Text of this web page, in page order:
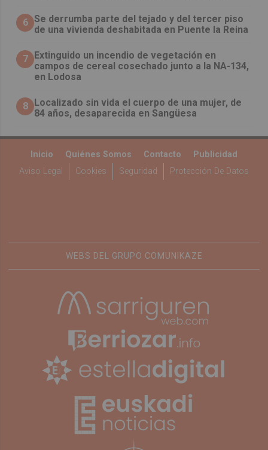
6 Se derrumba parte del tejado y del tercer piso
de una vivienda deshabitada en Puente la Reina
7 Extinguido un incendio de vegetación en
campos de cereal cosechado junto a la NA-134,
en Lodosa
8 Localizado sin vida el cuerpo de una mujer, de
84 años, desaparecida en Sangüesa
Inicio Quiénes Somos Contacto
Publicidad
Aviso Legal
Cookies Seguridad Protección De Datos
WEBS DEL GRUPO COMUNIKAZE